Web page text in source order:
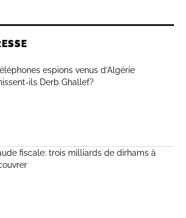
espions venus d’Algérie
ils Derb Ghallef?
fiscale: trois milliards de dirhams à